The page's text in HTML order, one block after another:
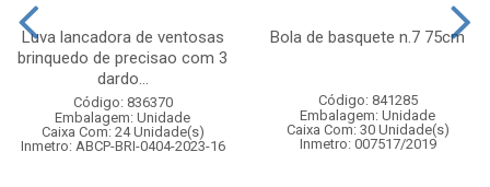
Luva lancadora de ventosas
brinquedo de precisao com 3
dardo...
Código: 836370
Embalagem: Unidade
Caixa Com: 24 Unidade(s)
Inmetro: ABCP-BRI-0404-2023-16
Bola de basquete n.7 75cm
Código: 841285
Embalagem: Unidade
Caixa Com: 30 Unidade(s)
Inmetro: 007517/2019